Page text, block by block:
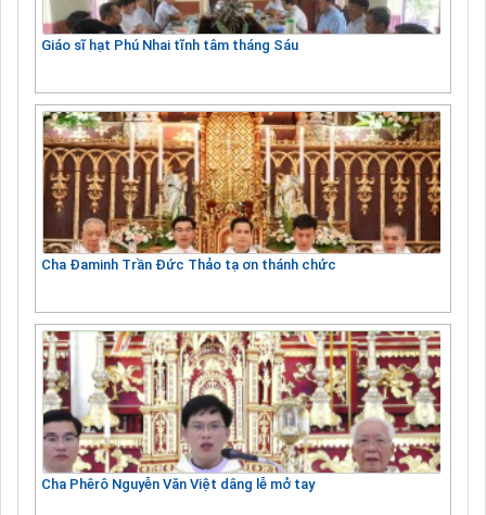
Giáo sĩ hạt Phú Nhai tĩnh tâm tháng Sáu
Cha Đaminh Trần Đức Thảo tạ ơn thánh chức
Cha Phêrô Nguyễn Văn Việt dâng lễ mở tay